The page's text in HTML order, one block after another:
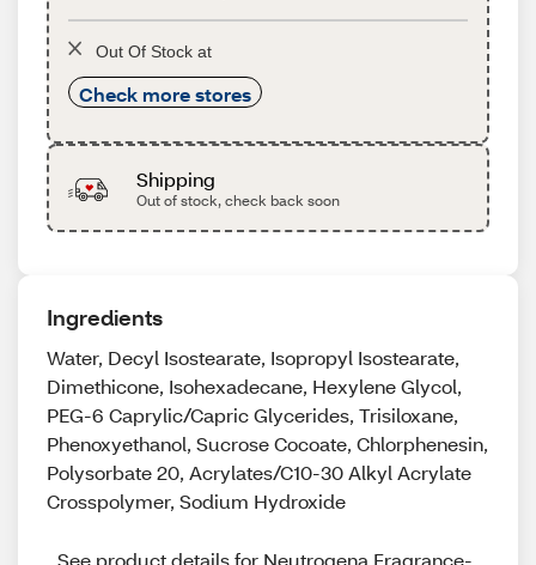
Out Of Stock at
Check more stores
Shipping
Out of stock, check back soon
Ingredients
Water, Decyl Isostearate, Isopropyl Isostearate,
Dimethicone, Isohexadecane, Hexylene Glycol,
PEG-6 Caprylic/Capric Glycerides, Trisiloxane,
Phenoxyethanol, Sucrose Cocoate, Chlorphenesin,
Polysorbate 20, Acrylates/C10-30 Alkyl Acrylate
Crosspolymer, Sodium Hydroxide
See product details for Neutrogena Fragrance-